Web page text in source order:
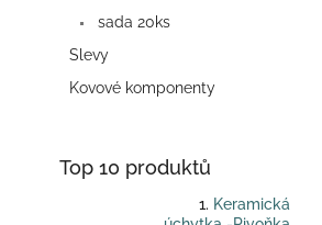
sada 20ks
Slevy
Kovové komponenty
Top 10 produktů
Keramická